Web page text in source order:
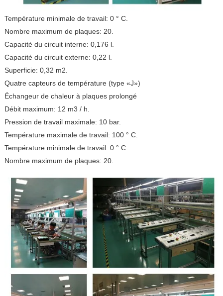
Température minimale de travail: 0 ° C.
Nombre maximum de plaques: 20.
Capacité du circuit interne: 0,176 l.
Capacité du circuit externe: 0,22 l.
Superficie: 0,32 m2.
Quatre capteurs de température (type «J»)
Échangeur de chaleur à plaques prolongé
Débit maximum: 12 m3 / h.
Pression de travail maximale: 10 bar.
Température maximale de travail: 100 ° C.
Température minimale de travail: 0 ° C.
Nombre maximum de plaques: 20.